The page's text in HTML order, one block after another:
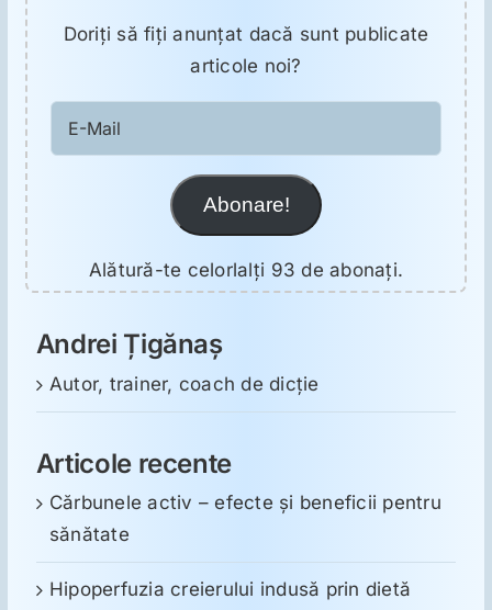
Antropologie
Proză utilă
Doriţi să fiţi anunţat dacă sunt publicate
articole noi?
Mail
Abonare!
Alătură-te celorlalți 93 de abonați.
Andrei Țigănaș
Autor, trainer, coach de dicție
Articole recente
Cărbunele activ – efecte și beneficii pentru
sănătate
Hipoperfuzia creierului indusă prin dietă